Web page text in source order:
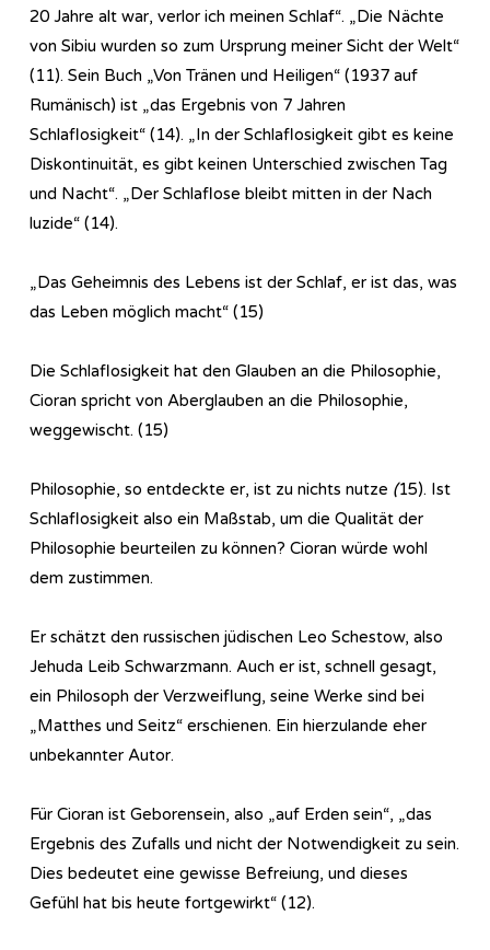
20 Jahre alt war, verlor ich meinen Schlaf“. „Die Nächte
von Sibiu wurden so zum Ursprung meiner Sicht der Welt“
(11). Sein Buch „Von Tränen und Heiligen“ (1937 auf
Rumänisch) ist „das Ergebnis von 7 Jahren
Schlaflosigkeit“ (14). „In der Schlaflosigkeit gibt es keine
Diskontinuität, es gibt keinen Unterschied zwischen Tag
und Nacht“. „Der Schlaflose bleibt mitten in der Nach
luzide“ (14).
„Das Geheimnis des Lebens ist der Schlaf, er ist das, was
das Leben möglich macht“ (15)
Die Schlaflosigkeit hat den Glauben an die Philosophie,
Cioran spricht von Aberglauben an die Philosophie,
weggewischt. (15)
Philosophie, so entdeckte er, ist zu nichts nutze (15). Ist
Schlaflosigkeit also ein Maßstab, um die Qualität der
Philosophie beurteilen zu können? Cioran würde wohl
dem zustimmen.
Er schätzt den russischen jüdischen Leo Schestow, also
Jehuda Leib Schwarzmann. Auch er ist, schnell gesagt,
ein Philosoph der Verzweiflung, seine Werke sind bei
„Matthes und Seitz“ erschienen. Ein hierzulande eher
unbekannter Autor.
Für Cioran ist Geborensein, also „auf Erden sein“, „das
Ergebnis des Zufalls und nicht der Notwendigkeit zu sein.
Dies bedeutet eine gewisse Befreiung, und dieses
Gefühl hat bis heute fortgewirkt“ (12).